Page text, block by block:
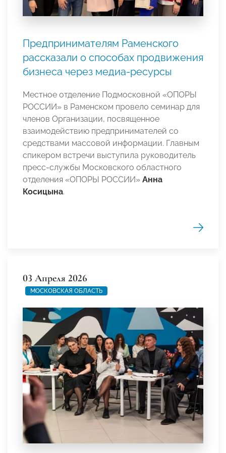
Предпринимателям Раменского
рассказали о способах продвижения
бизнеса через медиа-ресурсы
Местное отделение Подмосковной «ОПОРЫ
РОССИИ» в Раменском провело семинар для
членов Организации, посвященное
взаимодействию предпринимателей со
средствами массовой информации. Главным
спикером встречи выступила руководитель
пресс-службы Московского областного
отделения «ОПОРЫ РОССИИ» Анна
Косицына.
03 Апреля 2026
МОСКОВСКАЯ ОБЛАСТЬ